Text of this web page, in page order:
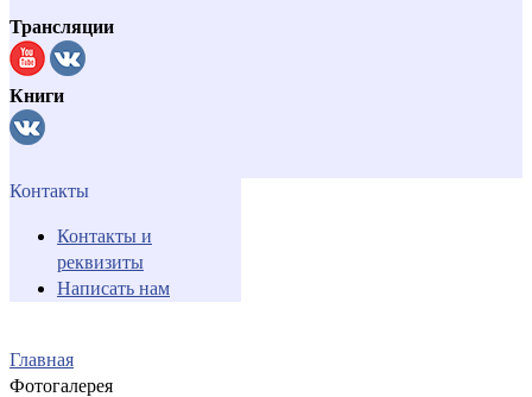
Трансляции
Книги
Контакты
Контакты и
реквизиты
Написать нам
Главная
Фотогалерея